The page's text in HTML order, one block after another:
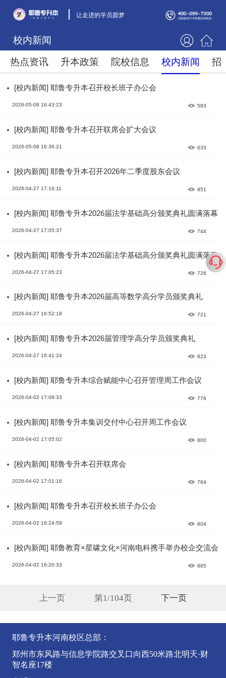
让走进的学员圆梦
校内新闻
热点资讯 升本政策 院校信息 校内新闻 招
[校内新闻] 耶鲁专升本召开校长班子办公会
2026-05-08 16:43:23 583
[校内新闻] 耶鲁专升本召开联席会扩大会议
2026-05-08 16:36:21 633
[校内新闻] 耶鲁专升本召开2026年二季度股东会议
2026-04-27 17:16:11 851
[校内新闻] 耶鲁专升本2026届法学基础高分颁奖典礼圆满落幕
2026-04-27 17:05:37 744
[校内新闻] 耶鲁专升本2026届法学基础高分颁奖典礼圆满落幕
2026-04-27 17:05:23 728
[校内新闻] 耶鲁专升本2026届高等数学高分学员颁奖典礼
2026-04-27 16:52:18 721
[校内新闻] 耶鲁专升本2026届管理学高分学员颁奖典礼
2026-04-27 16:41:24 823
[校内新闻] 耶鲁专升本综合赋能中心召开管理周工作会议
2026-04-02 17:09:33 776
[校内新闻] 耶鲁专升本集训交付中心召开周工作会议
2026-04-02 17:05:02 800
[校内新闻] 耶鲁专升本召开联席会
2026-04-02 17:01:16 764
[校内新闻] 耶鲁专升本召开校长班子办公会
2026-04-02 16:24:59 804
[校内新闻] 耶鲁教育×星啸文化×河南电科携手举办校企交流会
2026-04-02 16:20:33 885
上一页 第1/104页 下一页
耶鲁专升本河南校区总部：
郑州市东风路与信息学院路交叉口向西50米路北明天·财
智名座17楼